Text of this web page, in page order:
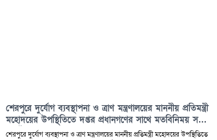
শেরপুরে দুর্যোগ ব্যবস্থাপনা ও ত্রাণ মন্ত্রণালয়ের মাননীয় প্রতিমন্ত্রী
মহোদয়ের উপস্থিতিতে দপ্তর প্রধানগণের সাথে মতবিনিময় সভা
অনুষ্ঠিত
শেরপুরে দুর্যোগ ব্যবস্থাপনা ও ত্রাণ মন্ত্রণালয়ের মাননীয় প্রতিমন্ত্রী মহোদয়ের উপস্থিতিতে